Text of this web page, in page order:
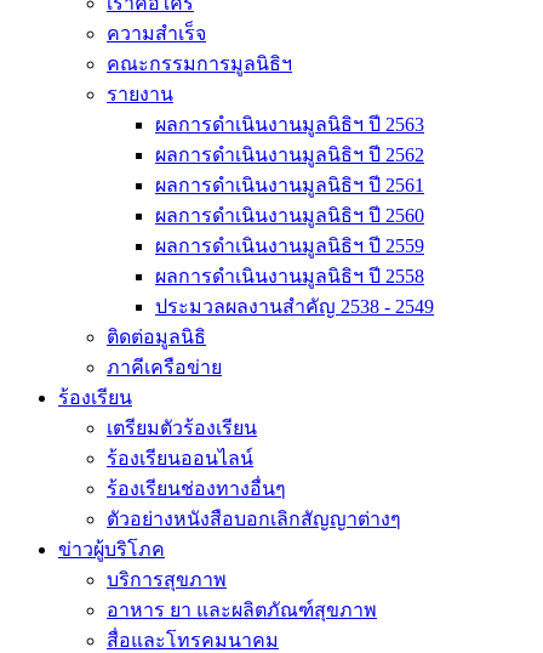
ความสำเร็จ
คณะกรรมการมูลนิธิฯ
รายงาน
ผลการดำเนินงานมูลนิธิฯ ปี 2563
ผลการดำเนินงานมูลนิธิฯ ปี 2562
ผลการดำเนินงานมูลนิธิฯ ปี 2561
ผลการดำเนินงานมูลนิธิฯ ปี 2560
ผลการดำเนินงานมูลนิธิฯ ปี 2559
ผลการดำเนินงานมูลนิธิฯ ปี 2558
ประมวลผลงานสำคัญ 2538 - 2549
ติดต่อมูลนิธิ
ภาคีเครือข่าย
ร้องเรียน
เตรียมตัวร้องเรียน
ร้องเรียนออนไลน์
ร้องเรียนช่องทางอื่นๆ
ตัวอย่างหนังสือบอกเลิกสัญญาต่างๆ
ข่าวผู้บริโภค
บริการสุขภาพ
อาหาร ยา และผลิตภัณฑ์สุขภาพ
สื่อและโทรคมนาคม